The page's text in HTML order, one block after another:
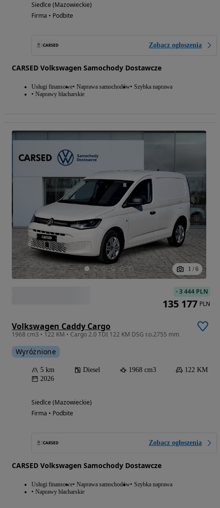
Siedlce (Mazowieckie)
Firma • Podbite
Zobacz ogłoszenia
CARSED Volkswagen Samochody Dostawcze
Usługi finansowe Naprawa samochodów Szybka naprawa
Naprawy blacharskie
1 / 6
Volkswagen Caddy Cargo
1968 cm3 • 122 KM • Cargo 2.0 TDI 122 KM DSG r.o.2755 mm
Wyróżnione
5 km Diesel 1968 cm3
122 KM
2026
Siedlce (Mazowieckie)
Firma • Podbite
Zobacz ogłoszenia
CARSED Volkswagen Samochody Dostawcze
Usługi finansowe Naprawa samochodów Szybka naprawa
Naprawy blacharskie
-3 444 PLN
135 177 PLN